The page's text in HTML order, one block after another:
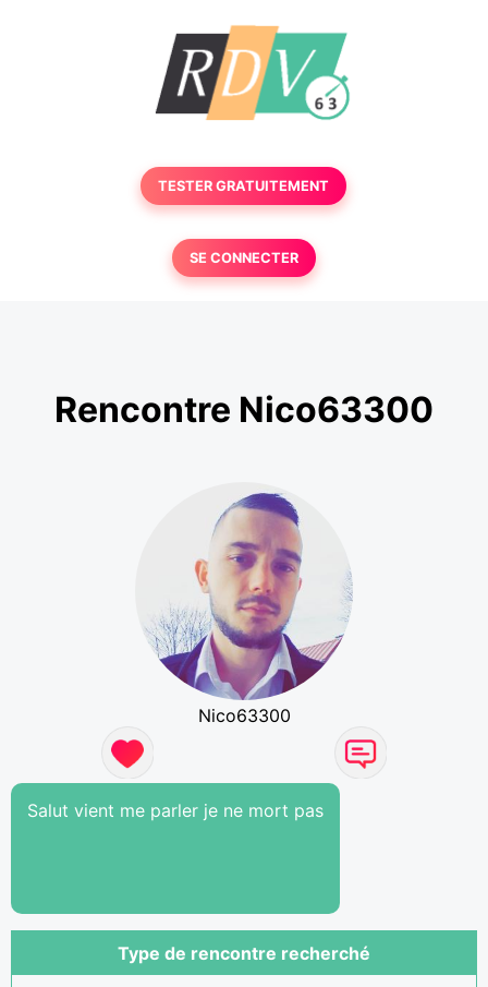
TESTER GRATUITEMENT
SE CONNECTER
Rencontre Nico63300
Nico63300
Salut vient me parler je ne mort pas
Type de rencontre recherché